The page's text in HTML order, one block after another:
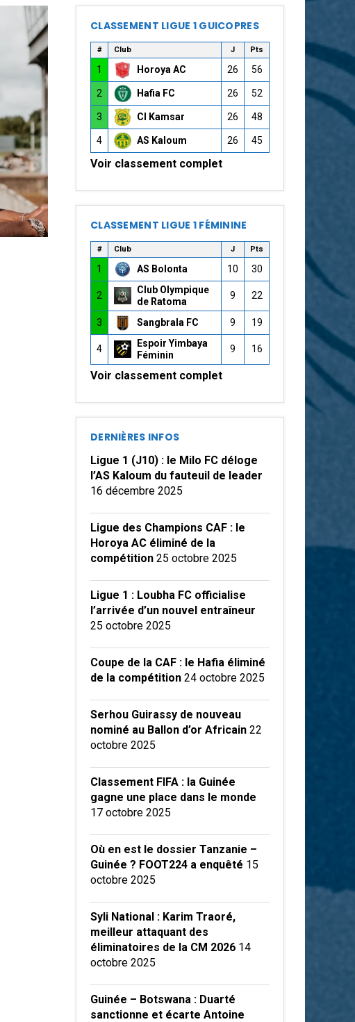
CLASSEMENT LIGUE 1 GUICOPRES
# Club J Pts
1 Horoya AC 26 56
2 Hafia FC 26 52
3 CI Kamsar 26 48
4 AS Kaloum 26 45
Voir classement complet
CLASSEMENT LIGUE 1 FÉMININE
# Club J Pts
1 AS Bolonta 10 30
2
Club Olympique
de Ratoma
9 22
3 Sangbrala FC 9 19
4
Espoir Yimbaya
Féminin
9 16
Voir classement complet
DERNIÈRES INFOS
Ligue 1 (J10) : le Milo FC déloge
l’AS Kaloum du fauteuil de leader
16 décembre 2025
Ligue des Champions CAF : le
Horoya AC éliminé de la
compétition 25 octobre 2025
Ligue 1 : Loubha FC officialise
l’arrivée d’un nouvel entraîneur
25 octobre 2025
Coupe de la CAF : le Hafia éliminé
de la compétition 24 octobre 2025
Serhou Guirassy de nouveau
nominé au Ballon d’or Africain 22
octobre 2025
Classement FIFA : la Guinée
gagne une place dans le monde
17 octobre 2025
Où en est le dossier Tanzanie –
Guinée ? FOOT224 a enquêté 15
octobre 2025
Syli National : Karim Traoré,
meilleur attaquant des
éliminatoires de la CM 2026 14
octobre 2025
Guinée – Botswana : Duarté
sanctionne et écarte Antoine